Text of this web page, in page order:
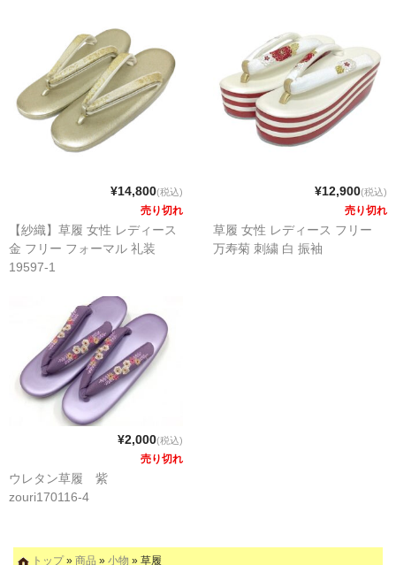
¥14,800(税込)
売り切れ
【紗織】草履 女性 レディース
金 フリー フォーマル 礼装
19597-1
¥12,900(税込)
売り切れ
草履 女性 レディース フリー
万寿菊 刺繍 白 振袖
¥2,000(税込)
売り切れ
ウレタン草履 紫
zouri170116-4
トップ» 商品 » 小物 » 草履